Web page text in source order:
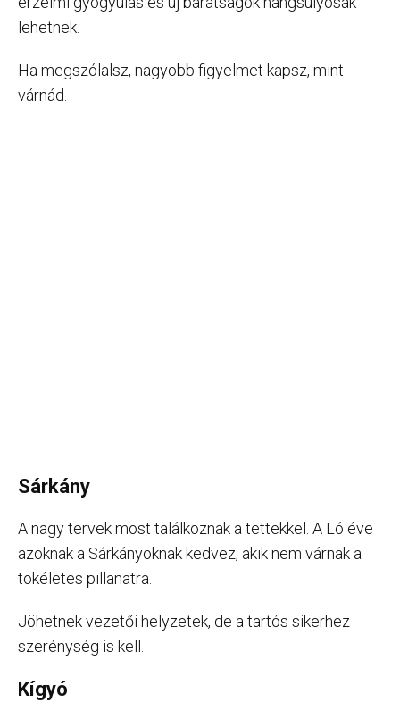
lehetnek.
Ha megszólalsz, nagyobb figyelmet kapsz, mint
várnád.
Sárkány
A nagy tervek most találkoznak a tettekkel. A Ló éve
azoknak a Sárkányoknak kedvez, akik nem várnak a
tökéletes pillanatra.
Jöhetnek vezetői helyzetek, de a tartós sikerhez
szerénység is kell.
Kígyó